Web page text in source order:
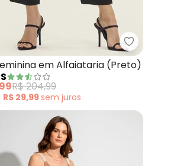
(Preta) em Tecido de Poliéster
Endless
em Alfaiataria (Preto)
R$ 204,99
R$ 29,99sem juros